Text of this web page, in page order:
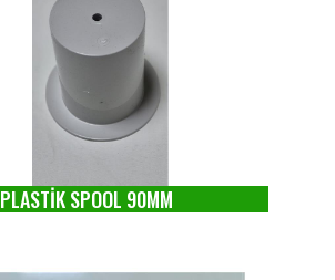
PLASTİK SPOOL 90MM